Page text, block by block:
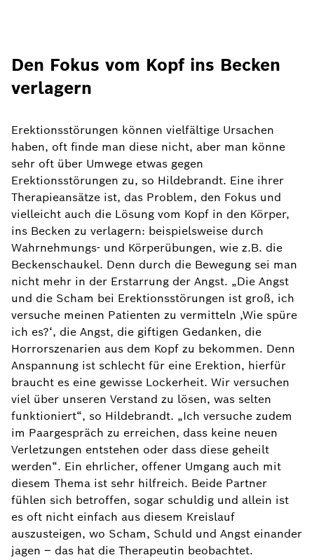
Den Fokus vom Kopf ins Becken
verlagern
Erektionsstörungen können vielfältige Ursachen
haben, oft finde man diese nicht, aber man könne
sehr oft über Umwege etwas gegen
Erektionsstörungen zu, so Hildebrandt. Eine ihrer
Therapieansätze ist, das Problem, den Fokus und
vielleicht auch die Lösung vom Kopf in den Körper,
ins Becken zu verlagern: beispielsweise durch
Wahrnehmungs- und Körperübungen, wie z.B. die
Beckenschaukel. Denn durch die Bewegung sei man
nicht mehr in der Erstarrung der Angst. „Die Angst
und die Scham bei Erektionsstörungen ist groß, ich
versuche meinen Patienten zu vermitteln ‚Wie spüre
ich es?‘, die Angst, die giftigen Gedanken, die
Horrorszenarien aus dem Kopf zu bekommen. Denn
Anspannung ist schlecht für eine Erektion, hierfür
braucht es eine gewisse Lockerheit. Wir versuchen
viel über unseren Verstand zu lösen, was selten
funktioniert“, so Hildebrandt. „Ich versuche zudem
im Paargespräch zu erreichen, dass keine neuen
Verletzungen entstehen oder dass diese geheilt
werden“. Ein ehrlicher, offener Umgang auch mit
diesem Thema ist sehr hilfreich. Beide Partner
fühlen sich betroffen, sogar schuldig und allein ist
es oft nicht einfach aus diesem Kreislauf
auszusteigen, wo Scham, Schuld und Angst einander
jagen – das hat die Therapeutin beobachtet.